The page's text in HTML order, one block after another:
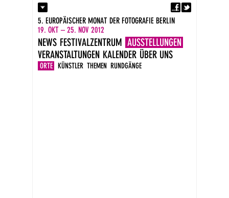
Kontakt
Presse
Impressum
DE
EN
5. EUROPÄISCHER MONAT DER FOTOGRAFIE BERLIN
19. OKT – 25. NOV 2012
NEWS FESTIVALZENTRUM AUSSTELLUNGEN
ORTE KÜNSTLER THEMEN RUNDGÄNGE
VERANSTALTUNGEN KALENDER ÜBER UNS